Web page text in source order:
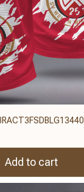
Add to cart